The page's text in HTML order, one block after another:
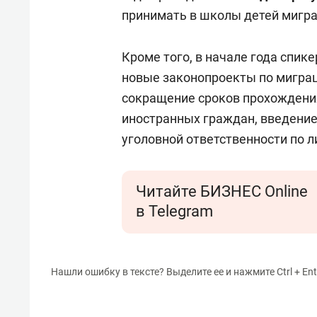
принимать в школы детей
Кроме того, в начале года
новые законопроекты по
сокращение сроков
иностранных граждан,
уголовной ответственности по
Читайте БИЗНЕС Online
в Telegram
Нашли ошибку в тексте? Выделите ее и нажмите Ctrl +